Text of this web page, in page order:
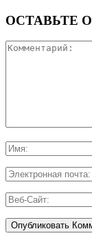
ОСТАВЬТЕ